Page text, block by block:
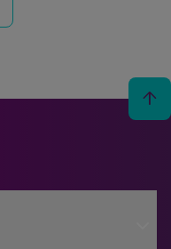
arrow_upward